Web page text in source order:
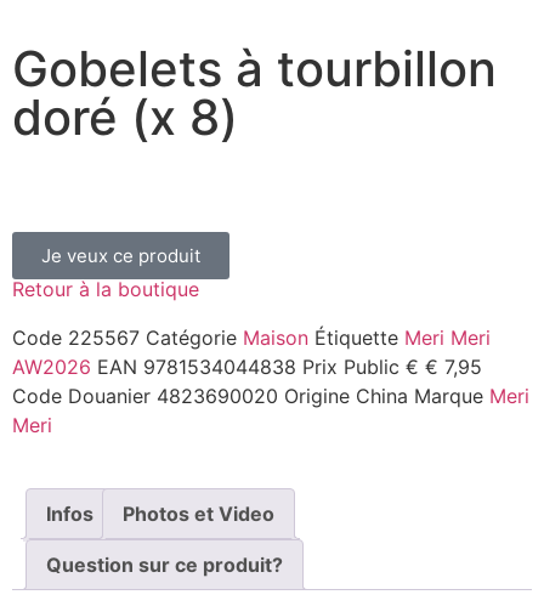
Gobelets à tourbillon
doré (x 8)
Je veux ce produit
Retour à la boutique
Code 225567 Catégorie Maison Étiquette Meri Meri
AW2026 EAN 9781534044838 Prix Public € € 7,95
Code Douanier 4823690020 Origine China Marque Meri
Meri
Infos Photos et Video
Question sur ce produit?